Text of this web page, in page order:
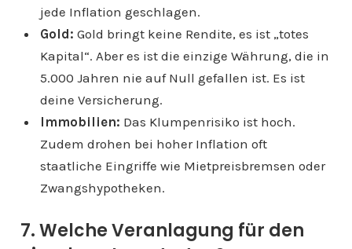
jede Inflation geschlagen.
Gold: Gold bringt keine Rendite, es ist „totes
Kapital“. Aber es ist die einzige Währung, die in
5.000 Jahren nie auf Null gefallen ist. Es ist
deine Versicherung.
Immobilien: Das Klumpenrisiko ist hoch.
Zudem drohen bei hoher Inflation oft
staatliche Eingriffe wie Mietpreisbremsen oder
Zwangshypotheken.
7. Welche Veranlagung für den